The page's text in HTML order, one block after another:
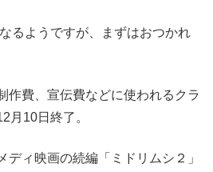
るようですが、まずはおつかれ
作費、宣伝費などに使われるクラ
月10日終了。
ィ映画の続編「ミドリムシ２」